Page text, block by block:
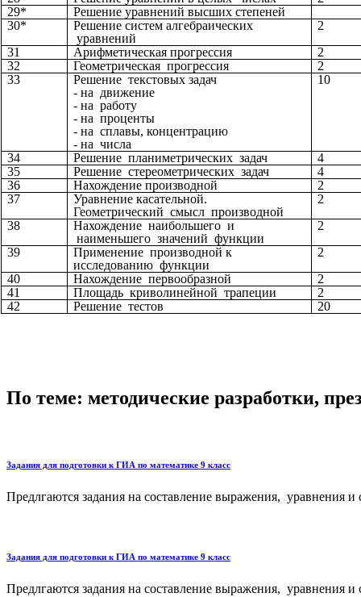
29*
Решение уравнений высших степеней
30*
Решение систем алгебраических
уравнений
2
31
Арифметическая прогрессия
2
32
Геометрическая прогрессия
2
33
Решение текстовых задач
- на движение
- на работу
- на проценты
- на сплавы, концентрацию
- на числа
10
34 Решение планиметрических задач
4
35
Решение стереометрических задач
4
36
Нахождение производной
2
37
Уравнение касательной.
Геометрический смысл производной
2
38
Нахождение наибольшего и
наименьшего значений функции
2
39
Применение производной к
исследованию функции
2
40
Нахождение первообразной
2
41
Площадь криволинейной трапеции
2
42
Решение тестов 20
По теме: методические разработки,
Задания для подготовки к ГИА по математике 9 класс
Предлгаются задания на составление выражения, уравнения
Задания для подготовки к ГИА по математике 9 класс
Предлгаются задания на составление выражения, уравнения